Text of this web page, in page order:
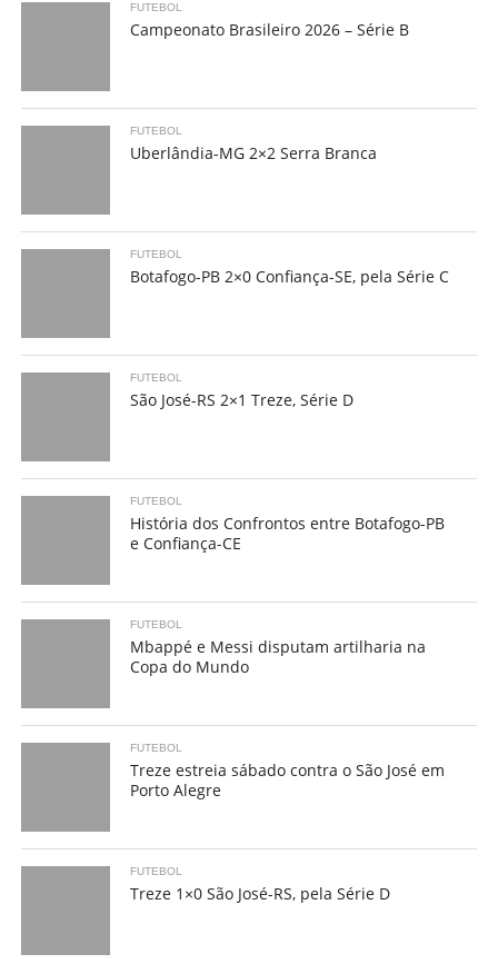
FUTEBOL
Campeonato Brasileiro 2026 – Série B
FUTEBOL
Uberlândia-MG 2×2 Serra Branca
FUTEBOL
Botafogo-PB 2×0 Confiança-SE, pela Série C
FUTEBOL
São José-RS 2×1 Treze, Série D
FUTEBOL
História dos Confrontos entre Botafogo-PB
e Confiança-CE
FUTEBOL
Mbappé e Messi disputam artilharia na
Copa do Mundo
FUTEBOL
Treze estreia sábado contra o São José em
Porto Alegre
FUTEBOL
Treze 1×0 São José-RS, pela Série D